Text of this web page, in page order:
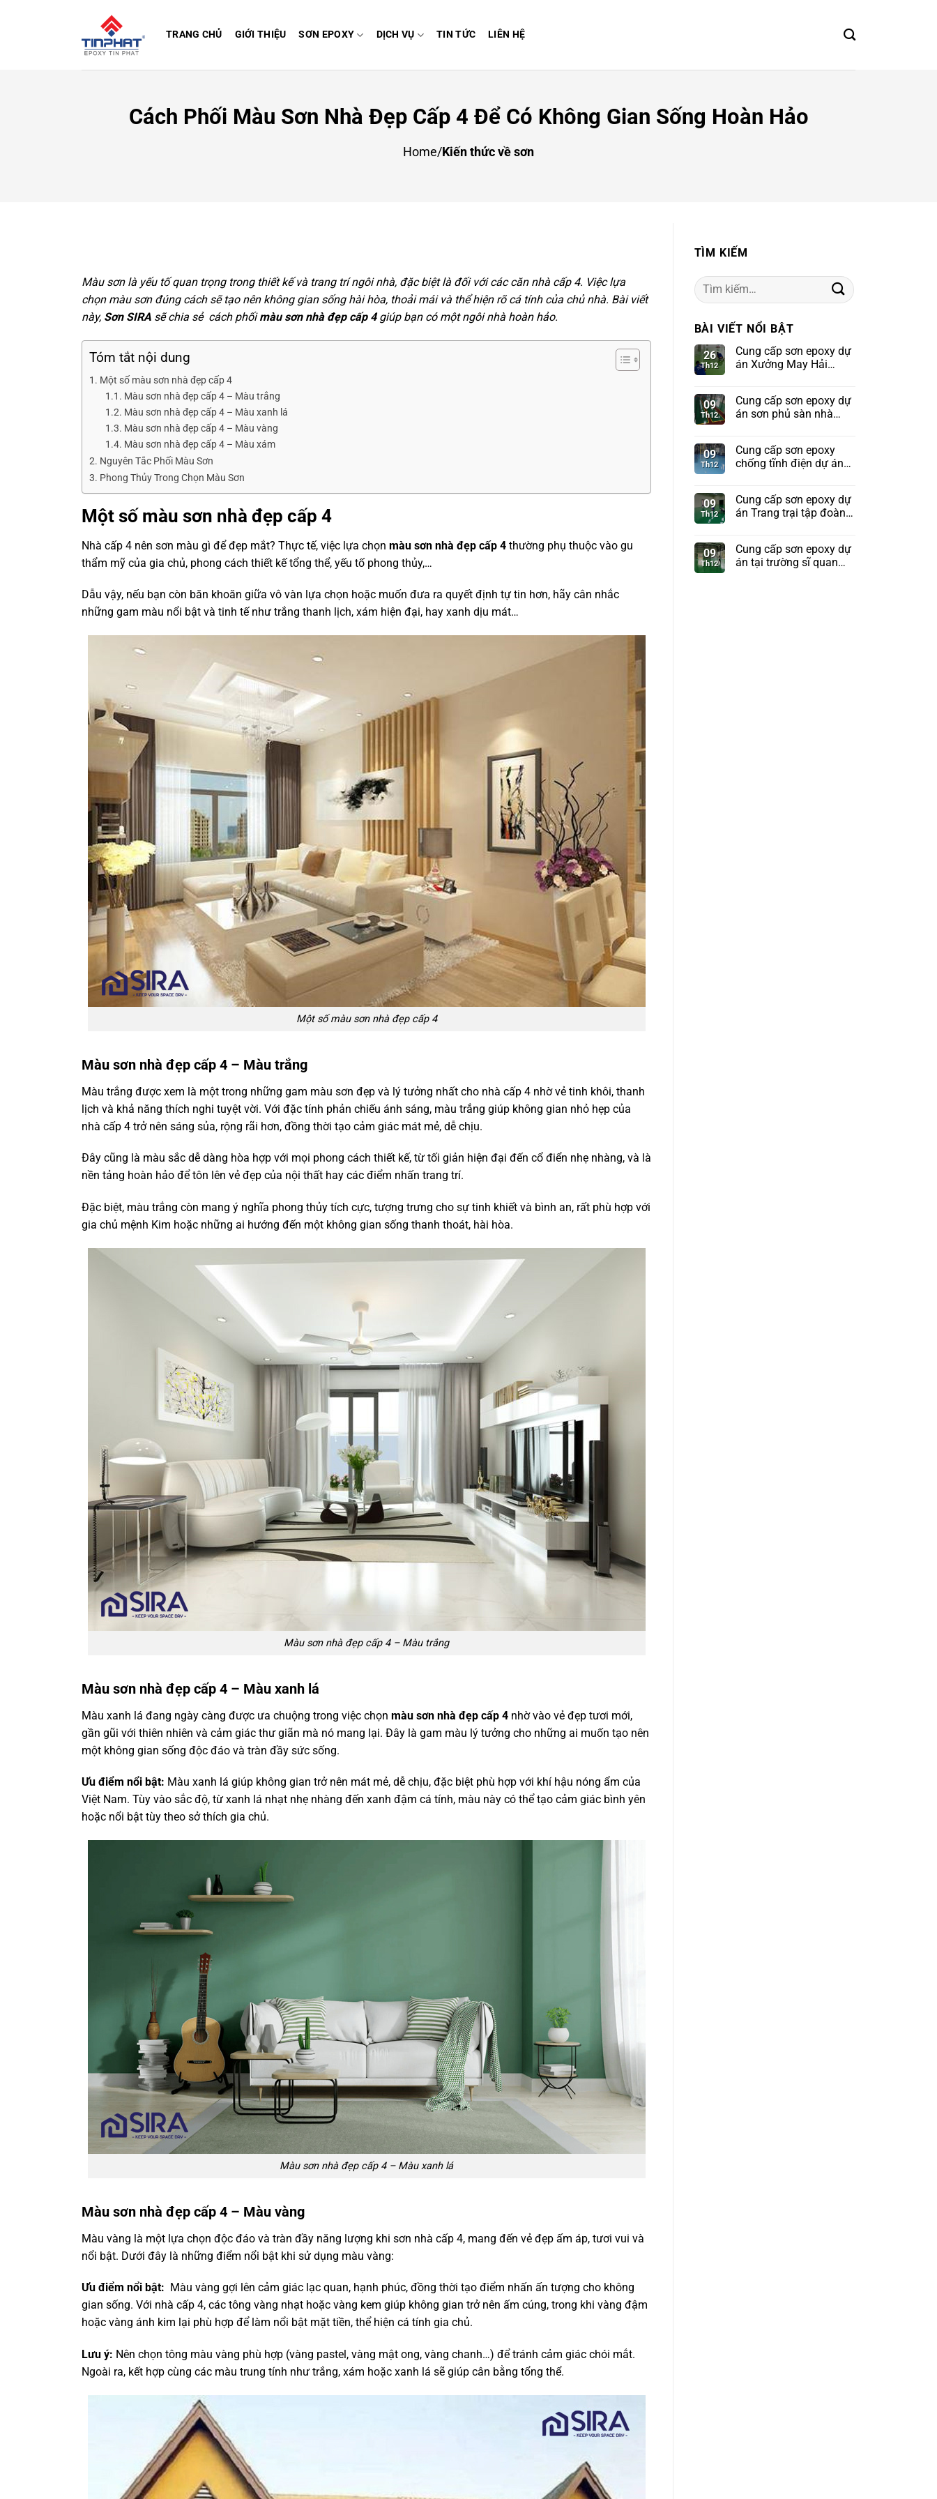
TRANG CHỦ GIỚI THIỆU SƠN EPOXY DỊCH VỤ TIN TỨC LIÊN HỆ
Cách Phối Màu Sơn Nhà Đẹp Cấp 4 Để Có Không Gian Sống Hoàn Hảo
Home/Kiến thức về sơn
Màu sơn là yếu tố quan trọng trong thiết kế và trang trí ngôi nhà, đặc biệt là đối với các căn nhà cấp 4. Việc lựa
chọn màu sơn đúng cách sẽ tạo nên không gian sống hài hòa, thoải mái và thể hiện rõ cá tính của chủ nhà. Bài viết
này, Sơn SIRA sẽ chia sẻ cách phốimàu sơn nhà đẹp cấp 4giúp bạn có một ngôi nhà hoàn hảo.
Tóm tắt nội dung
Một số màu sơn nhà đẹp cấp 4
Màu sơn nhà đẹp cấp 4 – Màu trắng
Màu sơn nhà đẹp cấp 4 – Màu xanh lá
Màu sơn nhà đẹp cấp 4 – Màu vàng
Màu sơn nhà đẹp cấp 4 – Màu xám
Nguyên Tắc Phối Màu Sơn
Phong Thủy Trong Chọn Màu Sơn
Một số màu sơn nhà đẹp cấp 4
Nhà cấp 4 nên sơn màu gì để đẹp mắt? Thực tế, việc lựa chọn màu sơn nhà đẹp cấp 4 thường phụ thuộc vào gu
thẩm mỹ của gia chủ, phong cách thiết kế tổng thể, yếu tố phong thủy,…
Dẫu vậy, nếu bạn còn băn khoăn giữa vô vàn lựa chọn hoặc muốn đưa ra quyết định tự tin hơn, hãy cân nhắc
những gam màu nổi bật và tinh tế như trắng thanh lịch, xám hiện đại, hay xanh dịu mát…
Một số màu sơn nhà đẹp cấp 4
Màu sơn nhà đẹp cấp 4 – Màu trắng
Màu trắng được xem là một trong những gam màu sơn đẹp và lý tưởng nhất cho nhà cấp 4 nhờ vẻ tinh khôi, thanh
lịch và khả năng thích nghi tuyệt vời. Với đặc tính phản chiếu ánh sáng, màu trắng giúp không gian nhỏ hẹp của
nhà cấp 4 trở nên sáng sủa, rộng rãi hơn, đồng thời tạo cảm giác mát mẻ, dễ chịu.
Đây cũng là màu sắc dễ dàng hòa hợp với mọi phong cách thiết kế, từ tối giản hiện đại đến cổ điển nhẹ nhàng, và là
nền tảng hoàn hảo để tôn lên vẻ đẹp của nội thất hay các điểm nhấn trang trí.
Đặc biệt, màu trắng còn mang ý nghĩa phong thủy tích cực, tượng trưng cho sự tinh khiết và bình an, rất phù hợp với
gia chủ mệnh Kim hoặc những ai hướng đến một không gian sống thanh thoát, hài hòa.
Màu sơn nhà đẹp cấp 4 – Màu trắng
Màu sơn nhà đẹp cấp 4 – Màu xanh lá
Màu xanh lá đang ngày càng được ưa chuộng trong việc chọn màu sơn nhà đẹp cấp 4 nhờ vào vẻ đẹp tươi mới,
gần gũi với thiên nhiên và cảm giác thư giãn mà nó mang lại. Đây là gam màu lý tưởng cho những ai muốn tạo nên
một không gian sống độc đáo và tràn đầy sức sống.
Ưu điểm nổi bật: Màu xanh lá giúp không gian trở nên mát mẻ, dễ chịu, đặc biệt phù hợp với khí hậu nóng ẩm của
Việt Nam. Tùy vào sắc độ, từ xanh lá nhạt nhẹ nhàng đến xanh đậm cá tính, màu này có thể tạo cảm giác bình yên
hoặc nổi bật tùy theo sở thích gia chủ.
Màu sơn nhà đẹp cấp 4 – Màu xanh lá
Màu sơn nhà đẹp cấp 4 – Màu vàng
Màu vàng là một lựa chọn độc đáo và tràn đầy năng lượng khi sơn nhà cấp 4, mang đến vẻ đẹp ấm áp, tươi vui và
nổi bật. Dưới đây là những điểm nổi bật khi sử dụng màu vàng:
Ưu điểm nổi bật: Màu vàng gợi lên cảm giác lạc quan, hạnh phúc, đồng thời tạo điểm nhấn ấn tượng cho không
gian sống. Với nhà cấp 4, các tông vàng nhạt hoặc vàng kem giúp không gian trở nên ấm cúng, trong khi vàng đậm
hoặc vàng ánh kim lại phù hợp để làm nổi bật mặt tiền, thể hiện cá tính gia chủ.
Lưu ý: Nên chọn tông màu vàng phù hợp (vàng pastel, vàng mật ong, vàng chanh…) để tránh cảm giác chói mắt.
Ngoài ra, kết hợp cùng các màu trung tính như trắng, xám hoặc xanh lá sẽ giúp cân bằng tổng thể.
TÌM KIẾM
Tìm
kiếm:
BÀI VIẾT NỔI BẬT
26
Th12
Cung cấp sơn epoxy dự
án Xưởng May Hải
09
Th12
Cung cấp sơn epoxy dự
án sơn phủ sàn nhà
09
Th12
Cung cấp sơn epoxy
chống tĩnh điện dự án
09
Th12
Cung cấp sơn epoxy dự
án Trang trại tập đoàn
09
Th12
Cung cấp sơn epoxy dự
án tại trường sĩ quan